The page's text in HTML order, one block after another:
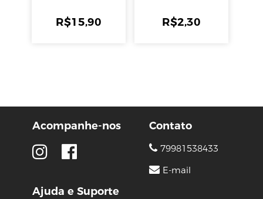
R$15,90 R$2,30
Acompanhe-nos
Ajuda e Suporte
Contato
79981538433
E-mail